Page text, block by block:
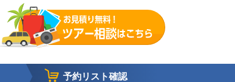
予約リスト確認